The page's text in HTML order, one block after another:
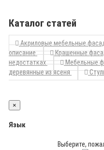
Каталог статей
Акриловые мебельные
описание
Крашенные
недостатках
Мебельные
деревянные из ясеня
×
Язык
Выберите,